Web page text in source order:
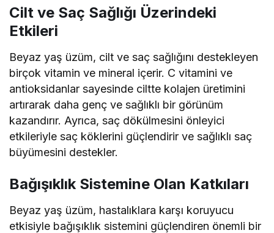
Cilt ve Saç Sağlığı Üzerindeki
Etkileri
Beyaz yaş üzüm, cilt ve saç sağlığını destekleyen
birçok vitamin ve mineral içerir. C vitamini ve
antioksidanlar sayesinde ciltte kolajen üretimini
artırarak daha genç ve sağlıklı bir görünüm
kazandırır. Ayrıca, saç dökülmesini önleyici
etkileriyle saç köklerini güçlendirir ve sağlıklı saç
büyümesini destekler.
Bağışıklık Sistemine Olan Katkıları
Beyaz yaş üzüm, hastalıklara karşı koruyucu
etkisiyle bağışıklık sistemini güçlendiren önemli bir